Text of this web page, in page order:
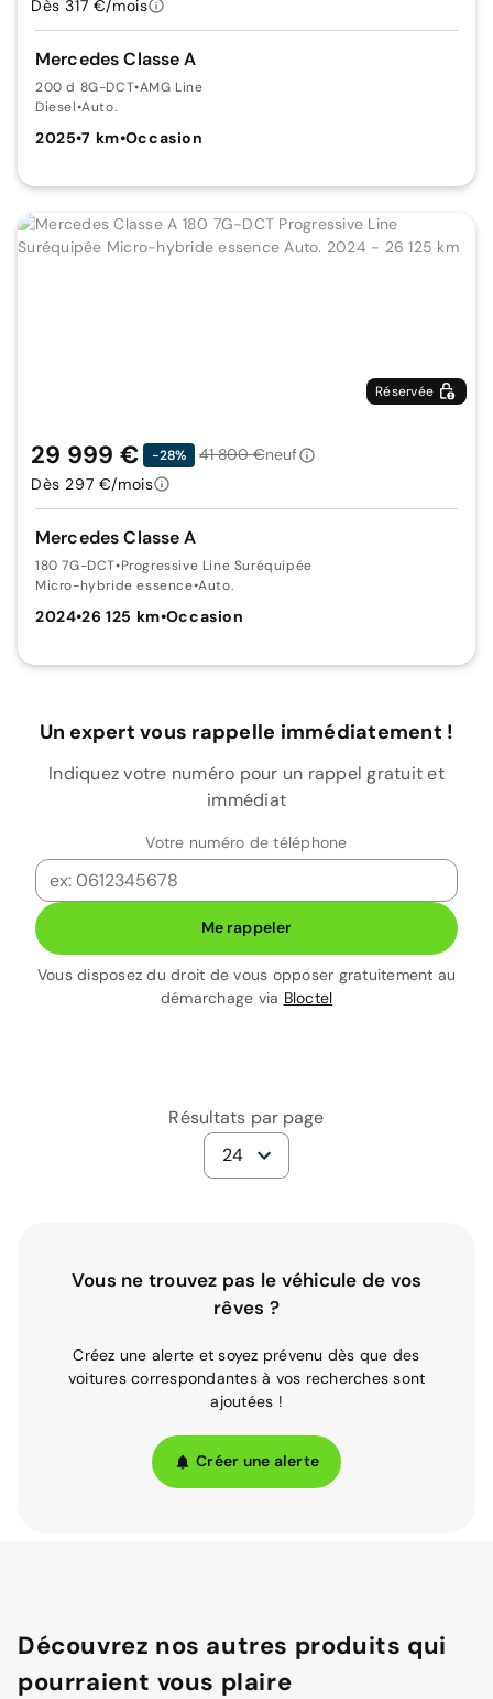
Mercedes Classe A
200 d 8G-DCT•AMG Line
Diesel•Auto.
2025•7 km•Occasion
Dès 317 €/mois
Réservée
Mercedes Classe A
180 7G-DCT•Progressive Line Suréquipée
Micro-hybride essence•Auto.
2024•26 125 km•Occasion
29 999 € -28% 41 800 €neuf
Dès 297 €/mois
Un expert vous rappelle immédiatement !
Indiquez votre numéro pour un rappel gratuit et
immédiat
Votre numéro de téléphone
Me rappeler
Vous disposez du droit de vous opposer gratuitement au
démarchage via Bloctel
Résultats par page
24
Vous ne trouvez pas le véhicule de vos
rêves ?
Créez une alerte et soyez prévenu dès que des
voitures correspondantes à vos recherches sont
ajoutées !
Créer une alerte
Découvrez nos autres produits qui
pourraient vous plaire